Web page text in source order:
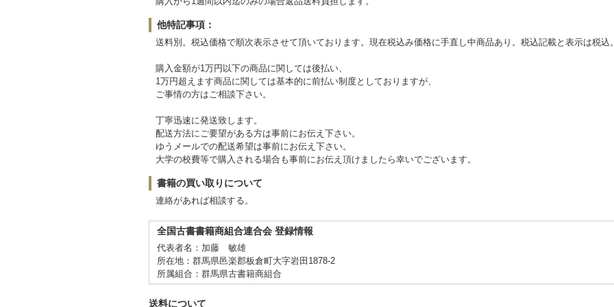
他特記事項：
送料別。税込価格で順次表示させて頂いております。現在税込み価格に手直し中商品あり。税込記載と表示は税込
購入金額が1万円以下の商品に関しては後払い、
1万円超えます商品に関しては基本的に前払い制度としておりますが、
ご事情の方はご相談下さい。
丁寧迅速に発送致します。
配送方法にご要望がある方は事前にお伝え下さい。
ゆうメールでの配送希望は事前にお伝え下さい。
大学の校費等で購入される場合も事前にお伝え頂けましたら幸いでございます。
書籍の買い取りについて
連絡があれば相談する。
全国古書書籍商組合連合会 登録情報
代表者名：加藤 敏雄
所在地：群馬県邑楽郡板倉町大字岩田1878-2
所属組合：群馬県古書籍商組合
送料について